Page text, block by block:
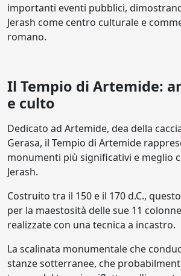
importanti eventi pubblici,
Jerash come centro culturale e
romano.
Il Tempio di Artemide:
e culto
Dedicato ad Artemide, dea della
Gerasa, il Tempio di Artemide
monumenti più significativi e meglio
Jerash.
Costruito tra il 150 e il 170 d.C.,
per la maestosità delle sue 11
realizzate con una tecnica a incastro.
La scalinata monumentale che
stanze sotterranee, che